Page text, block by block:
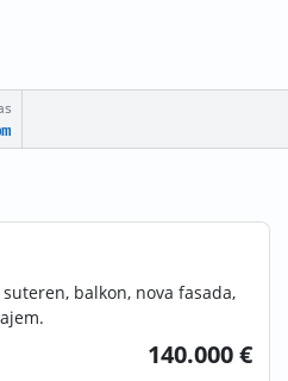
balkon, nova fasada,
140.000 €